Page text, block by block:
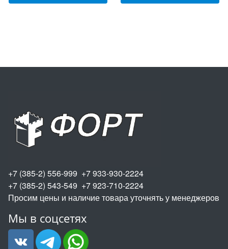
+7 (385-2) 556-999 +7 933-930-2224
+7 (385-2) 543-549 +7 923-710-2224
Просим цены и наличие товара уточнять у менеджеров
Мы в соцсетях